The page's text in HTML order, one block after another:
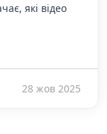
які відео
28 жов 2025